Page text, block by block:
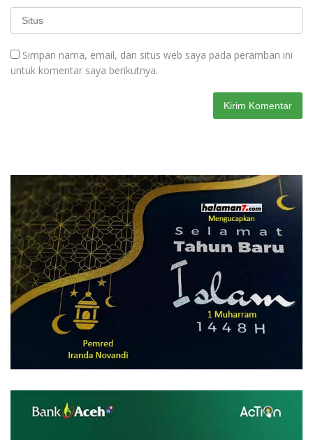
Simpan nama, email, dan situs web saya pada peramban ini
untuk komentar saya berikutnya.